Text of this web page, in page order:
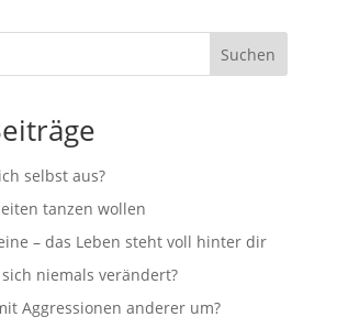
Suchen
selbst aus?
tanzen wollen
– das Leben steht voll hinter dir
niemals verändert?
Aggressionen anderer um?